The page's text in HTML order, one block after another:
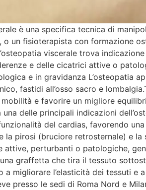
è una specifica tecnica di
un fisioterapista con formazione
viscerale trova
e delle cicatrici attive o
e in gravidanza L’osteopatia
fastidi all’osso sacro e
e favorire un migliore
delle principali indicazioni
del cardias, favorendo
pirosi (bruciore retrosternale) e la
perturbanti o patologiche,
graffetta che tira il tessuto
migliorare l’elasticità dei tessuti e a
presso le sedi di Roma Nord e